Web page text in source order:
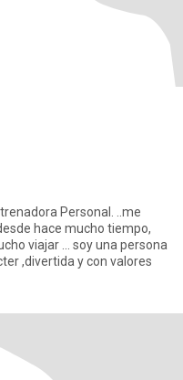
Personal. ..me
hace mucho tiempo,
viajar ... soy una persona
,divertida y con valores